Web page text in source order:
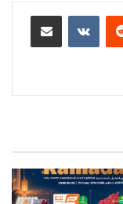
مشاركة عبر البريد